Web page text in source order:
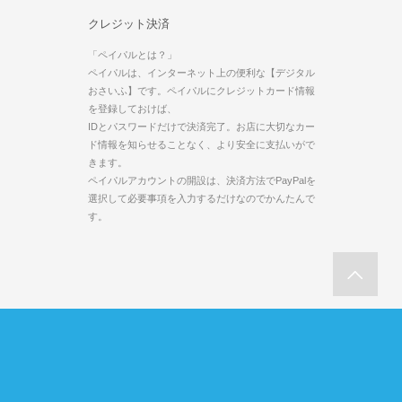
クレジット決済
「ペイパルとは？」
ペイパルは、インターネット上の便利な【デジタル
おさいふ】です。ペイパルにクレジットカード情報
を登録しておけば、
IDとパスワードだけで決済完了。お店に大切なカー
ド情報を知らせることなく、より安全に支払いがで
きます。
ペイパルアカウントの開設は、決済方法でPayPalを
選択して必要事項を入力するだけなのでかんたんで
す。